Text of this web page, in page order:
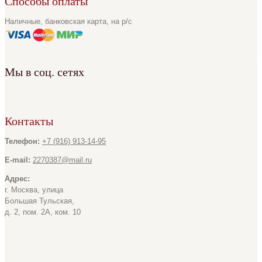
Наличные, банковская карта, на р/с
Мы в соц. сетях
Контакты
Телефон: +7 (916) 913-14-95
E-mail: 2270387@mail.ru
Адрес:
г. Москва, улица
Большая Тульская,
д. 2, пом. 2А, ком. 10